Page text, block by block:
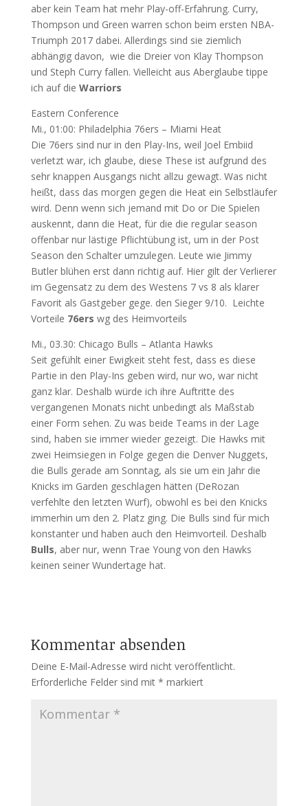
aber kein Team hat mehr Play-off-Erfahrung. Curry,
Thompson und Green warren schon beim ersten NBA-
Triumph 2017 dabei. Allerdings sind sie ziemlich
abhängig davon, wie die Dreier von Klay Thompson
und Steph Curry fallen. Vielleicht aus Aberglaube tippe
ich auf die Warriors
Eastern Conference
Mi., 01:00: Philadelphia 76ers – Miami Heat
Die 76ers sind nur in den Play-Ins, weil Joel Embiid
verletzt war, ich glaube, diese These ist aufgrund des
sehr knappen Ausgangs nicht allzu gewagt. Was nicht
heißt, dass das morgen gegen die Heat ein Selbstläufer
wird. Denn wenn sich jemand mit Do or Die Spielen
auskennt, dann die Heat, für die die regular season
offenbar nur lästige Pflichtübung ist, um in der Post
Season den Schalter umzulegen. Leute wie Jimmy
Butler blühen erst dann richtig auf. Hier gilt der Verlierer
im Gegensatz zu dem des Westens 7 vs 8 als klarer
Favorit als Gastgeber gege. den Sieger 9/10. Leichte
Vorteile 76ers wg des Heimvorteils
Mi., 03.30: Chicago Bulls – Atlanta Hawks
Seit gefühlt einer Ewigkeit steht fest, dass es diese
Partie in den Play-Ins geben wird, nur wo, war nicht
ganz klar. Deshalb würde ich ihre Auftritte des
vergangenen Monats nicht unbedingt als Maßstab
einer Form sehen. Zu was beide Teams in der Lage
sind, haben sie immer wieder gezeigt. Die Hawks mit
zwei Heimsiegen in Folge gegen die Denver Nuggets,
die Bulls gerade am Sonntag, als sie um ein Jahr die
Knicks im Garden geschlagen hätten (DeRozan
verfehlte den letzten Wurf), obwohl es bei den Knicks
immerhin um den 2. Platz ging. Die Bulls sind für mich
konstanter und haben auch den Heimvorteil. Deshalb
Bulls, aber nur, wenn Trae Young von den Hawks
keinen seiner Wundertage hat.
Kommentar absenden
Deine E-Mail-Adresse wird nicht veröffentlicht.
Erforderliche Felder sind mit * markiert